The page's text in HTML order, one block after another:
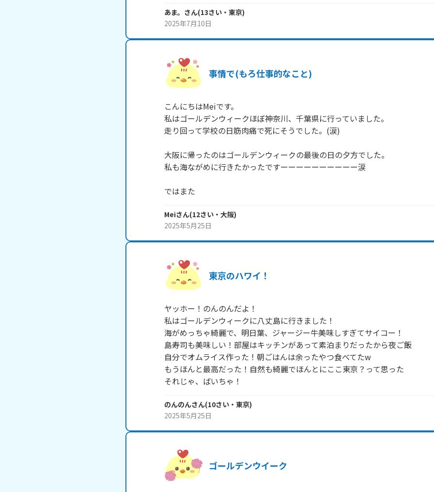
あま。 さん(13さい・ 東京)
2025年7月10日
事情で(もろ仕事的なこと)
こんにちはMeiです。
私はゴールデンウィークほぼ神奈川、千葉県に行っていました。
走り回って学校の日筋肉痛で死にそうでした。(涙)
大阪に帰ったのはゴールデンウィークの最後の日の夕方でした。
私も海ながめに行きたかったですーーーーーーーーーー涙
ではまた
Meiさん(12さい・ 大阪)
2025年5月25日
東京のハワイ！
ヤッホー！のんのんだよ！
私はゴールデンウィークに八丈島に行きました！
海がめっちゃ綺麗で、明日葉、ジャージー牛美味しすぎてサイコー！
島寿司も美味しい！部屋はキッチンがあって素泊まりだったから夜ご飯
自分でオムライス作った！朝ごはんは余ったやつ食べてたw
もうほんと最高だった！自然も綺麗でほんとにここ東京？って思った
それじゃ、ばいちゃ！
のんのんさん(10さい・ 東京)
2025年5月25日
ゴールデンウイーク